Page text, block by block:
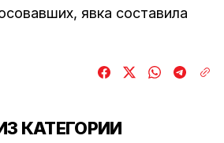
явка составила
КАТЕГОРИИ